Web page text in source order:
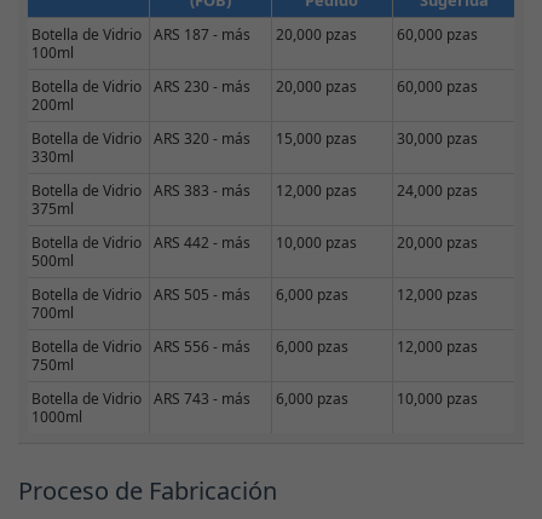
Botella de Vidrio
100ml
ARS 187 - más 20,000 pzas 60,000 pzas
Botella de Vidrio
200ml
ARS 230 - más 20,000 pzas 60,000 pzas
Botella de Vidrio
330ml
ARS 320 - más 15,000 pzas 30,000 pzas
Botella de Vidrio
375ml
ARS 383 - más 12,000 pzas 24,000 pzas
Botella de Vidrio
500ml
ARS 442 - más 10,000 pzas 20,000 pzas
Botella de Vidrio
700ml
ARS 505 - más 6,000 pzas 12,000 pzas
Botella de Vidrio
750ml
ARS 556 - más 6,000 pzas 12,000 pzas
Botella de Vidrio
1000ml
ARS 743 - más 6,000 pzas 10,000 pzas
Proceso de Fabricación